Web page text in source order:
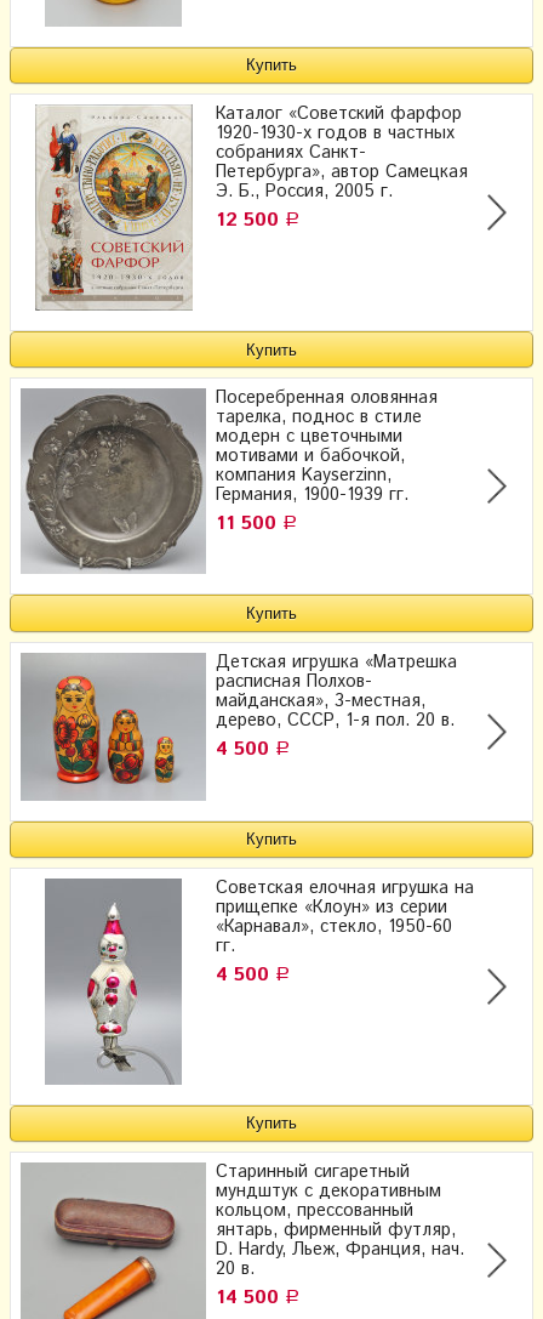
Каталог «Советский фарфор
1920-1930-х годов в частных
собраниях Санкт-
Петербурга», автор Самецкая
Э. Б., Россия, 2005 г.
12 500 Р
Посеребренная оловянная
тарелка, поднос в стиле
модерн с цветочными
мотивами и бабочкой,
компания Kayserzinn,
Германия, 1900-1939 гг.
11 500 Р
Детская игрушка «Матрешка
расписная Полхов-
майданская», 3-местная,
дерево, СССР, 1-я пол. 20 в.
4 500 Р
Советская елочная игрушка на
прищепке «Клоун» из серии
«Карнавал», стекло, 1950-60
гг.
4 500 Р
Старинный сигаретный
мундштук с декоративным
кольцом, прессованный
янтарь, фирменный футляр,
D. Hardy, Льеж, Франция, нач.
20 в.
14 500 Р